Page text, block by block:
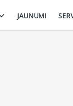
JAUNUMI